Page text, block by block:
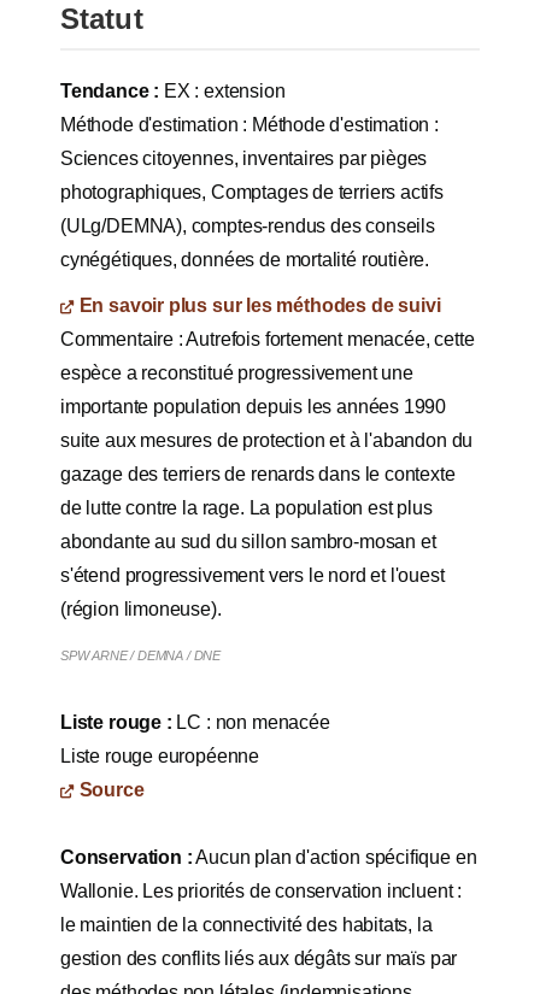
Statut
Tendance : EX : extension
Méthode d'estimation : Méthode d'estimation :
Sciences citoyennes, inventaires par pièges
photographiques, Comptages de terriers actifs
(ULg/DEMNA), comptes-rendus des conseils
cynégétiques, données de mortalité routière.
En savoir plus sur les méthodes de suivi
Commentaire : Autrefois fortement menacée, cette
espèce a reconstitué progressivement une
importante population depuis les années 1990
suite aux mesures de protection et à l'abandon du
gazage des terriers de renards dans le contexte
de lutte contre la rage. La population est plus
abondante au sud du sillon sambro-mosan et
s'étend progressivement vers le nord et l'ouest
(région limoneuse).
SPW ARNE / DEMNA / DNE
Liste rouge : LC : non menacée
Liste rouge européenne
Source
Conservation :Aucun plan d'action spécifique en
Wallonie. Les priorités de conservation incluent :
le maintien de la connectivité des habitats, la
gestion des conflits liés aux dégâts sur maïs par